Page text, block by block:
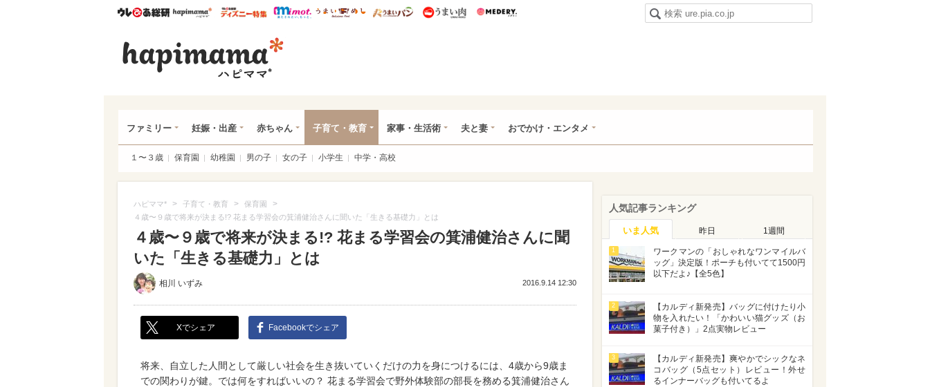
ウレぴあ総研ハピママ* ウレぴあ総研 ディズニー特集
mimot. うまいめし うまいパン うまい肉
ファミリー 妊娠・出産 赤ちゃん 子育て・教育 家事・生活術 夫と妻 おでかけ・エンタメ
１〜３歳 保育園 幼稚園 男の子 女の子 小学生 中学・高校
ハピママ* > 子育て・教育 > 保育園 >
４歳〜９歳で将来が決まる!? 花まる学習会の箕浦健治さんに聞いた「生きる基礎力」とは
４歳〜９歳で将来が決まる!? 花まる学習会の箕浦健治さんに聞
いた「生きる基礎力」とは
相川 いずみ 2016.9.14 12:30
Xでシェア Facebookでシェア
将来、自立した人間として厳しい社会を生き抜いていくだけの力を身につけるには、4歳から9歳ま
での関わりが鍵。では何をすればいいの？ 花まる学習会で野外体験部の部長を務める箕浦健治さん
人気記事ランキング
いま人気 昨日 1週間
1
ワークマンの「おしゃれなワンマイルバ
ッグ」決定版！ポーチも付いてて1500円
以下だよ♪【全5色】
2
【カルディ新発売】バッグに付けたり小
物を入れたい！「かわいい猫グッズ（お
菓子付き）」2点実物レビュー
3
【カルディ新発売】爽やかでシックなネ
コバッグ（5点セット）レビュー！外せ
るインナーバッグも付いてるよ